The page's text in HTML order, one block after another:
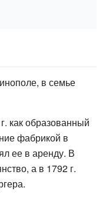
в семье
как образованный
фабрикой в
ее в аренду. В
а в 1792 г.